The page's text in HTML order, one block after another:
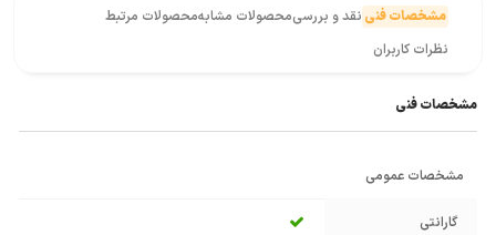
مشخصات فنی نقد و بررسیمحصولات مشابهمحصولات مرتبط
نظرات کاربران
مشخصات فنی
مشخصات عمومی
گارانتی